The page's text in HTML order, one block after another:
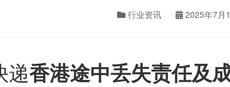
行业资讯 2025年7月
递香港途中丢失责任及